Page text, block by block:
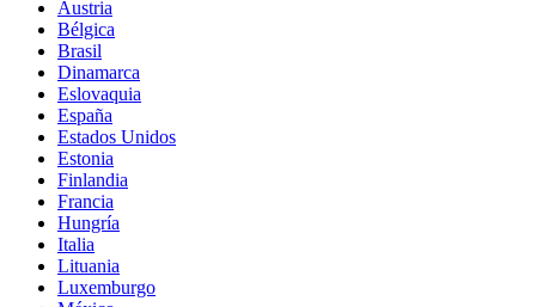
Austria
Bélgica
Brasil
Dinamarca
Eslovaquia
España
Estados Unidos
Estonia
Finlandia
Francia
Hungría
Italia
Lituania
Luxemburgo